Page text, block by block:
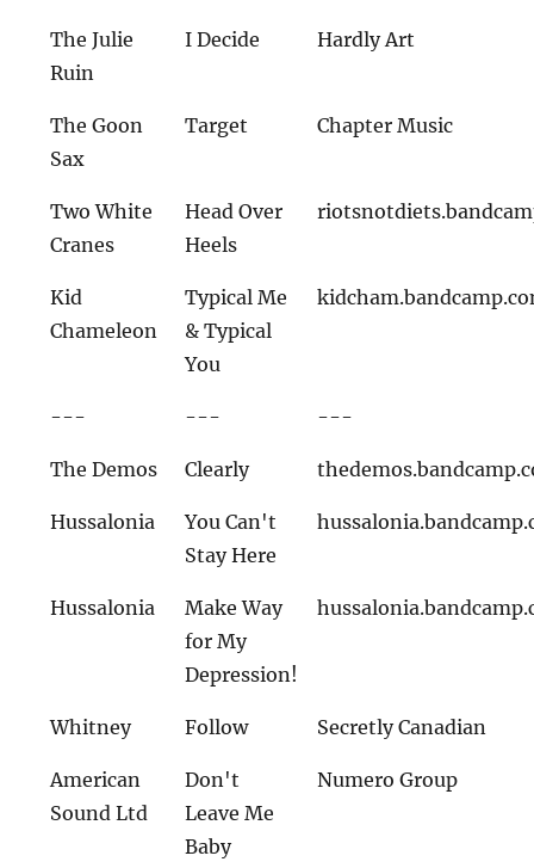
The Julie
Ruin
I Decide Hardly Art
The Goon
Sax
Target Chapter Music
Two White
Cranes
Head Over
Heels
Kid
Chameleon
Typical Me
& Typical
You
--- --- ---
The Demos Clearly
Hussalonia
You Can't
Stay Here
Hussalonia
Make Way
for My
Depression!
Whitney Follow Secretly Canadian
American
Sound Ltd
Don't
Leave Me
Baby
Numero Group